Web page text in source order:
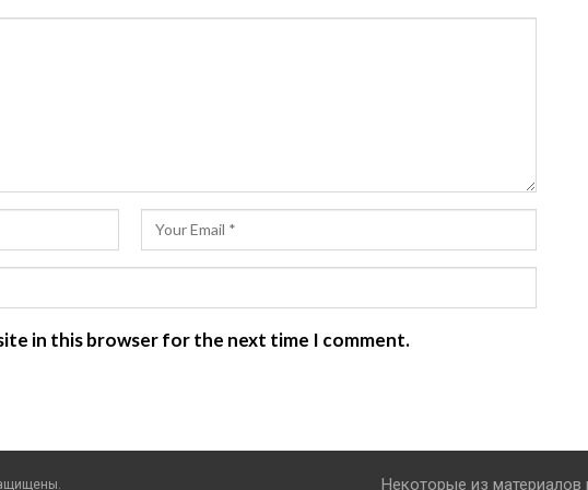
in this browser for the next time I comment.
Некоторые из